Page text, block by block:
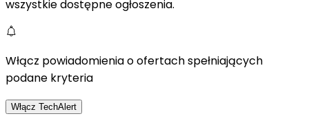
wszystkie dostępne ogłoszenia.
Włącz powiadomienia o ofertach spełniających
podane kryteria
Włącz TechAlert